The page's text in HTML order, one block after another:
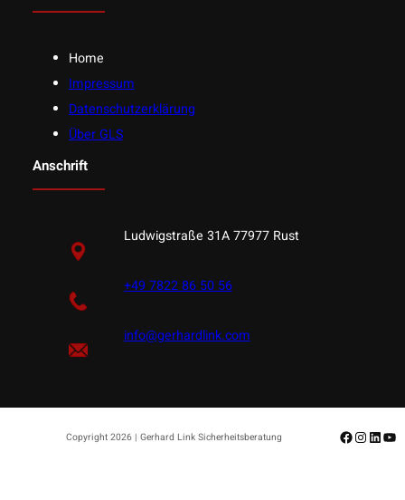
Home
Impressum
Datenschutzerklärung
Über GLS
Anschrift
Ludwigstraße 31A 77977 Rust
+49 7822 86 50 56
info@gerhardlink.com
Copyright 2026 | Gerhard Link Sicherheitsberatung Facebook